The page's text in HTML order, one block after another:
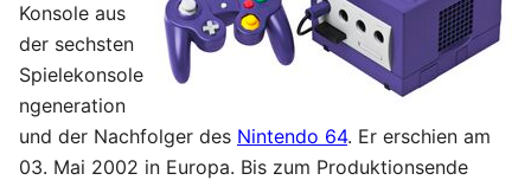
Konsole aus
der sechsten
Spielekonsole
ngeneration
und der Nachfolger des Nintendo 64. Er erschien am
03. Mai 2002 in Europa. Bis zum Produktionsende